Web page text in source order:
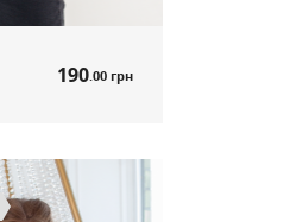
190.00 грн
565
190